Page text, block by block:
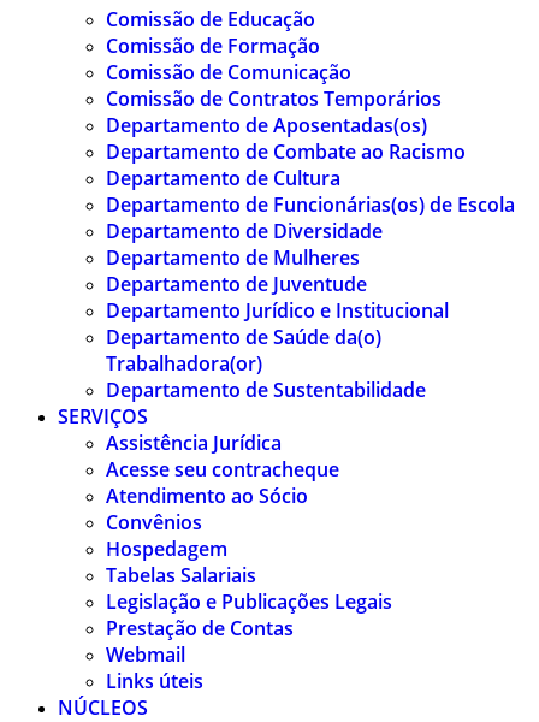
Comissão de Educação
Comissão de Formação
Comissão de Comunicação
Comissão de Contratos Temporários
Departamento de Aposentadas(os)
Departamento de Combate ao Racismo
Departamento de Cultura
Departamento de Funcionárias(os) de Escola
Departamento de Diversidade
Departamento de Mulheres
Departamento de Juventude
Departamento Jurídico e Institucional
Departamento de Saúde da(o)
Trabalhadora(or)
Departamento de Sustentabilidade
SERVIÇOS
Assistência Jurídica
Acesse seu contracheque
Atendimento ao Sócio
Convênios
Hospedagem
Tabelas Salariais
Legislação e Publicações Legais
Prestação de Contas
Webmail
Links úteis
NÚCLEOS